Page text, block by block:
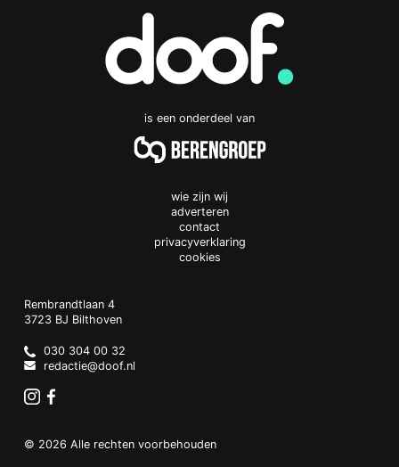
is een onderdeel van
wie zijn wij
adverteren
contact
privacyverklaring
cookies
Doof.nl
work
Rembrandtlaan 4
3723 BJ Bilthoven
Netherlands
030 304 00 32
redactie@doof.nl
© 2026 Alle rechten voorbehouden